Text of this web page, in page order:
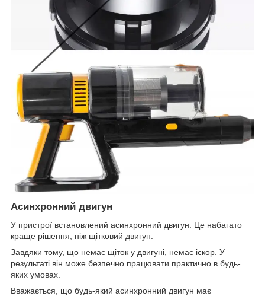
Асинхронний двигун
У пристрої встановлений асинхронний двигун. Це набагато
краще рішення, ніж щітковий двигун.
Завдяки тому, що немає щіток у двигуні, немає іскор. У
результаті він може безпечно працювати практично в будь-
яких умовах.
Вважається, що будь-який асинхронний двигун має